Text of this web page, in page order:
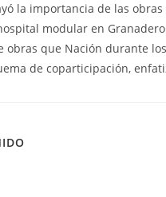
la importancia de las
modular en
que Nación durante
de coparticipación,